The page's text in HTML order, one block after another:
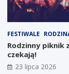
FESTIWALE
Rodzinny piknik
czekają!
23 lipca 2026